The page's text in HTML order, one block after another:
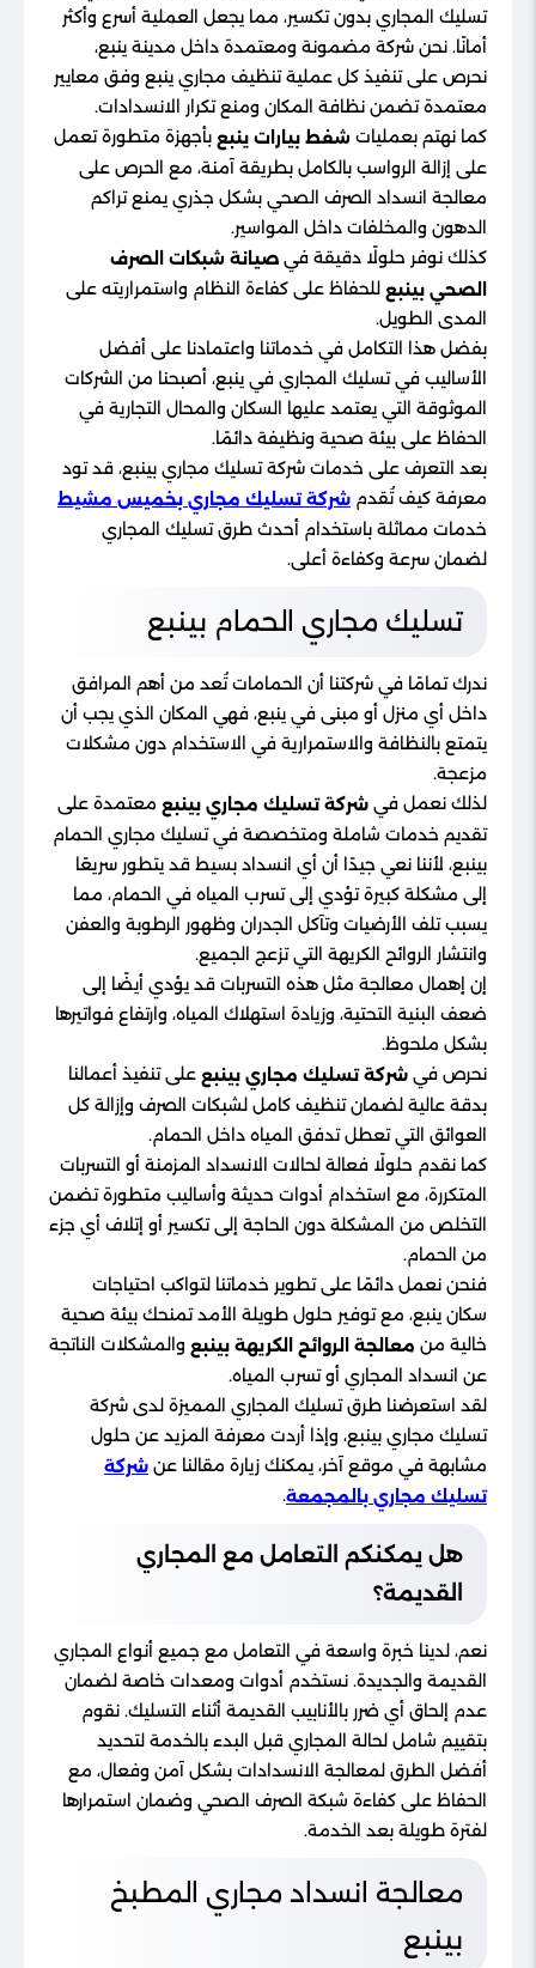
تسليك المجاري بدون تكسير، مما يجعل العملية أسرع وأكثر
أمانًا. نحن شركة مضمونة ومعتمدة داخل مدينة ينبع،
نحرص على تنفيذ كل عملية تنظيف مجاري ينبع وفق معايير
معتمدة تضمن نظافة المكان ومنع تكرار الانسدادات.
كما نهتم بعمليات شفط بيارات ينبع بأجهزة متطورة تعمل
على إزالة الرواسب بالكامل بطريقة آمنة، مع الحرص على
معالجة انسداد الصرف الصحي بشكل جذري يمنع تراكم
الدهون والمخلفات داخل المواسير.
كذلك نوفر حلولًا دقيقة في صيانة شبكات الصرف
الصحي بينبع للحفاظ على كفاءة النظام واستمراريته على
المدى الطويل.
بفضل هذا التكامل في خدماتنا واعتمادنا على أفضل
الأساليب في تسليك المجاري في ينبع، أصبحنا من الشركات
الموثوقة التي يعتمد عليها السكان والمحال التجارية في
الحفاظ على بيئة صحية ونظيفة دائمًا.
بعد التعرف على خدمات شركة تسليك مجاري بينبع، قد تود
معرفة كيف تُقدم شركة تسليك مجاري بخميس مشيط
خدمات مماثلة باستخدام أحدث طرق تسليك المجاري
لضمان سرعة وكفاءة أعلى.
تسليك مجاري الحمام بينبع
ندرك تمامًا في شركتنا أن الحمامات تُعد من أهم المرافق
داخل أي منزل أو مبنى في ينبع، فهي المكان الذي يجب أن
يتمتع بالنظافة والاستمرارية في الاستخدام دون مشكلات
مزعجة.
لذلك نعمل في شركة تسليك مجاري بينبع معتمدة على
تقديم خدمات شاملة ومتخصصة في تسليك مجاري الحمام
بينبع، لأننا نعي جيدًا أن أي انسداد بسيط قد يتطور سريعًا
إلى مشكلة كبيرة تؤدي إلى تسرب المياه في الحمام، مما
يسبب تلف الأرضيات وتآكل الجدران وظهور الرطوبة والعفن
وانتشار الروائح الكريهة التي تزعج الجميع.
إن إهمال معالجة مثل هذه التسربات قد يؤدي أيضًا إلى
ضعف البنية التحتية، وزيادة استهلاك المياه، وارتفاع فواتيرها
بشكل ملحوظ.
نحرص في شركة تسليك مجاري بينبع على تنفيذ أعمالنا
بدقة عالية لضمان تنظيف كامل لشبكات الصرف وإزالة كل
العوائق التي تعطل تدفق المياه داخل الحمام.
كما نقدم حلولًا فعالة لحالات الانسداد المزمنة أو التسربات
المتكررة، مع استخدام أدوات حديثة وأساليب متطورة تضمن
التخلص من المشكلة دون الحاجة إلى تكسير أو إتلاف أي جزء
من الحمام.
فنحن نعمل دائمًا على تطوير خدماتنا لتواكب احتياجات
سكان ينبع، مع توفير حلول طويلة الأمد تمنحك بيئة صحية
خالية من معالجة الروائح الكريهة بينبع والمشكلات الناتجة
عن انسداد المجاري أو تسرب المياه.
لقد استعرضنا طرق تسليك المجاري المميزة لدى شركة
تسليك مجاري بينبع، وإذا أردت معرفة المزيد عن حلول
مشابهة في موقع آخر، يمكنك زيارة مقالنا عن شركة
تسليك مجاري بالمجمعة.
هل يمكنكم التعامل مع المجاري
القديمة؟
نعم، لدينا خبرة واسعة في التعامل مع جميع أنواع المجاري
القديمة والجديدة. نستخدم أدوات ومعدات خاصة لضمان
عدم إلحاق أي ضرر بالأنابيب القديمة أثناء التسليك. نقوم
بتقييم شامل لحالة المجاري قبل البدء بالخدمة لتحديد
أفضل الطرق لمعالجة الانسدادات بشكل آمن وفعال، مع
الحفاظ على كفاءة شبكة الصرف الصحي وضمان استمرارها
لفترة طويلة بعد الخدمة.
معالجة انسداد مجاري المطبخ
بينبع